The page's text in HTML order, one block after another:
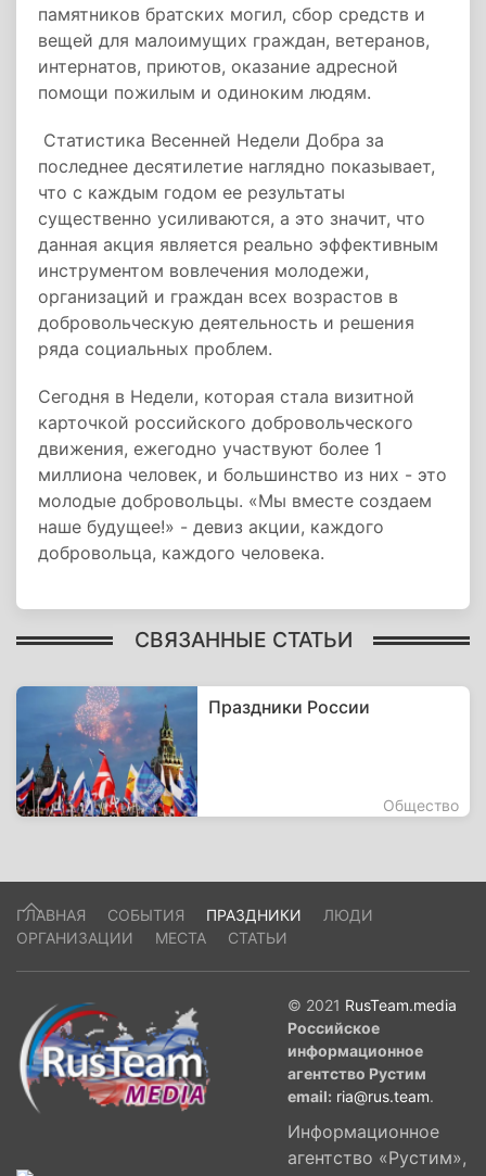
памятников братских могил, сбор средств и
вещей для малоимущих граждан, ветеранов,
интернатов, приютов, оказание адресной
помощи пожилым и одиноким людям.
Статистика Весенней Недели Добра за
последнее десятилетие наглядно показывает,
что с каждым годом ее результаты
существенно усиливаются, а это значит, что
данная акция является реально эффективным
инструментом вовлечения молодежи,
организаций и граждан всех возрастов в
добровольческую деятельность и решения
ряда социальных проблем.
Сегодня в Недели, которая стала визитной
карточкой российского добровольческого
движения, ежегодно участвуют более 1
миллиона человек, и большинство из них - это
молодые добровольцы. «Мы вместе создаем
наше будущее!» - девиз акции, каждого
добровольца, каждого человека.
СВЯЗАННЫЕ СТАТЬИ
Праздники России
Общество
ГЛАВНАЯ СОБЫТИЯ ПРАЗДНИКИ
ЛЮДИ
ОРГАНИЗАЦИИ
МЕСТА СТАТЬИ
© 2021 RusTeam.media
Российское
информационное
агентство Рустим
email: ria@rus.team.
Информационное
агентство «Рустим»,